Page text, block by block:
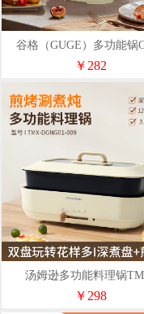
谷格（GUGE）多功能锅
￥282
汤姆逊多功能料理锅
DGNG01-009
￥298